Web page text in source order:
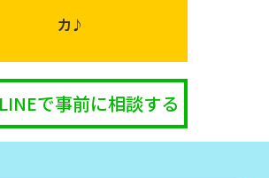
力♪
で事前に相談する